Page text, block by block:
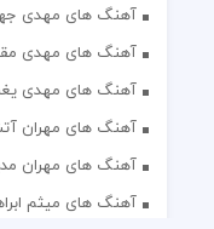
آهنگ های مهدی
آهنگ های مهدی
آهنگ های مهدی
آهنگ های مهران
آهنگ های مهران
آهنگ های میثم